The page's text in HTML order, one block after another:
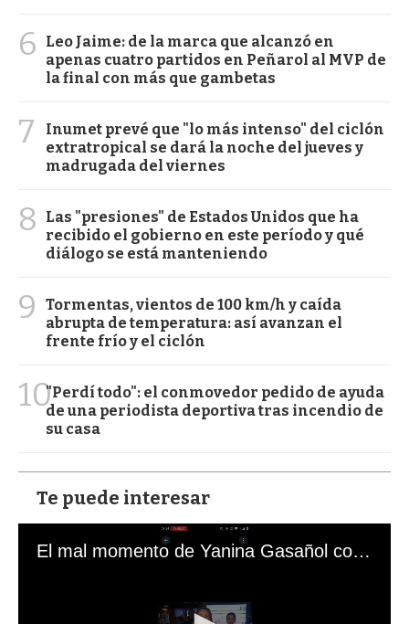
6
Leo Jaime: de la marca que alcanzó en
apenas cuatro partidos en Peñarol al MVP de
la final con más que gambetas
7
Inumet prevé que "lo más intenso" del ciclón
extratropical se dará la noche del jueves y
madrugada del viernes
8
Las "presiones" de Estados Unidos que ha
recibido el gobierno en este período y qué
diálogo se está manteniendo
9
Tormentas, vientos de 100 km/h y caída
abrupta de temperatura: así avanzan el
frente frío y el ciclón
10"Perdí todo": el conmovedor pedido de ayuda
de una periodista deportiva tras incendio de
su casa
Te puede interesar
El mal momento de Yanina Gasañol con un hincha argentino en "Subrayado"